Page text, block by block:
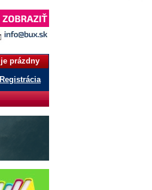
je prázdny
Registrácia